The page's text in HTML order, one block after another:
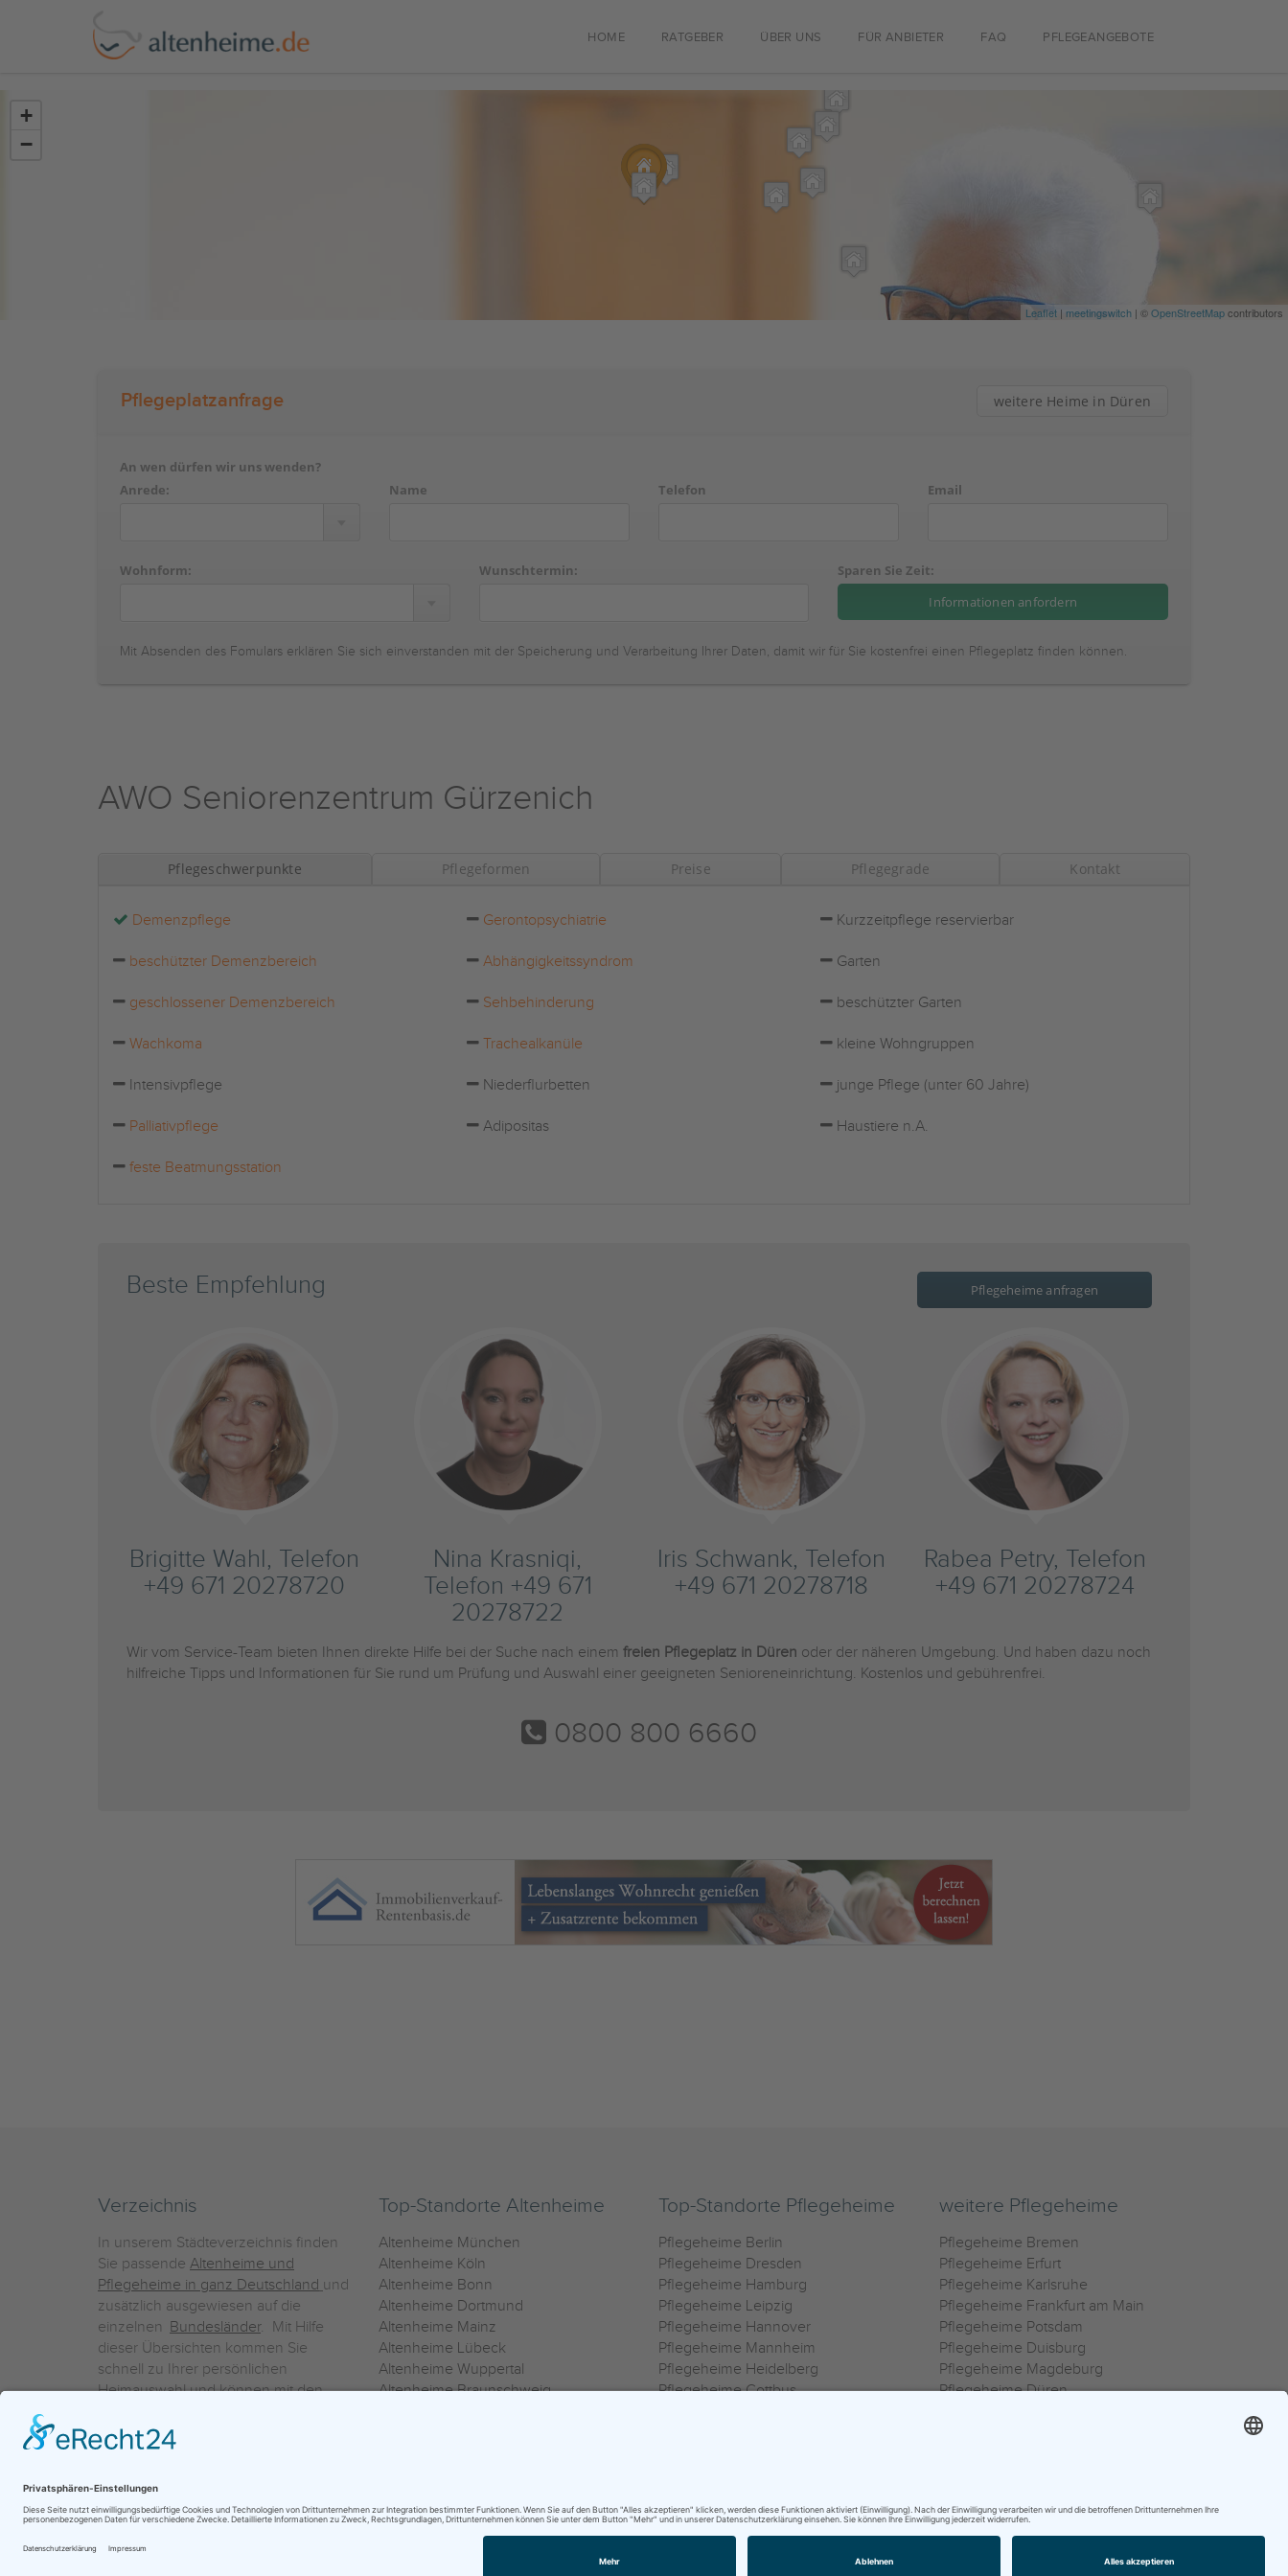
HOME RATGEBER ÜBER UNS FÜR ANBIETER FAQ PFLEGEANGEBOTE
+
−
Leaflet | meetingswitch | ©OpenStreetMapcontributors
Pflegeplatzanfrage weitere Heime in Düren
An wen dürfen wir uns wenden?
Anrede:
Name Telefon Email
Wohnform: Wunschtermin: Sparen Sie Zeit:
Mit Absenden des Fomulars erklären Sie sich einverstanden mit der Speicherung und Verarbeitung Ihrer Daten, damit wir für Sie kostenfrei einen Pflegeplatz finden können.
AWO Seniorenzentrum Gürzenich
Pflegeschwerpunkte Pflegeformen Preise Pflegegrade Kontakt
Demenzpflege Gerontopsychiatrie Kurzzeitpflege reservierbar
beschützter Demenzbereich Abhängigkeitssyndrom Garten
geschlossener Demenzbereich Sehbehinderung beschützter Garten
Wachkoma Trachealkanüle kleine Wohngruppen
Intensivpflege Niederflurbetten junge Pflege (unter 60 Jahre)
Palliativpflege Adipositas Haustiere n.A.
feste Beatmungsstation
Beste Empfehlung Pflegeheime anfragen
Brigitte Wahl, Telefon
+49 671 20278720
Nina Krasniqi,
Telefon +49 671
20278722
Iris Schwank, Telefon
+49 671 20278718
Rabea Petry, Telefon
+49 671 20278724
Wir vom Service-Team bieten Ihnen direkte Hilfe bei der Suche nach einem freien Pflegeplatz in Düren oder der näheren Umgebung. Und haben dazu noch
hilfreiche Tipps und Informationen für Sie rund um Prüfung und Auswahl einer geeigneten Senioreneinrichtung. Kostenlos und gebührenfrei.
0800 800 6660
Verzeichnis
In unserem Städteverzeichnis finden
Sie passende Altenheime und
Pflegeheime in ganz Deutschland und
zusätzlich ausgewiesen auf die
einzelnen Bundesländer. Mit Hilfe
dieser Übersichten kommen Sie
schnell zu Ihrer persönlichen
Heimauswahl und können mit den
einzelnen Häuser Leistungsvergleiche
vornehmen.
Top-Standorte Altenheime
Altenheime München
Altenheime Köln
Altenheime Bonn
Altenheime Dortmund
Altenheime Mainz
Altenheime Lübeck
Altenheime Wuppertal
Altenheime Braunschweig
Top-Standorte Pflegeheime
Pflegeheime Berlin
Pflegeheime Dresden
Pflegeheime Hamburg
Pflegeheime Leipzig
Pflegeheime Hannover
Pflegeheime Mannheim
Pflegeheime Heidelberg
Pflegeheime Cottbus
weitere Pflegeheime
Pflegeheime Bremen
Pflegeheime Erfurt
Pflegeheime Karlsruhe
Pflegeheime Frankfurt am Main
Pflegeheime Potsdam
Pflegeheime Duisburg
Pflegeheime Magdeburg
Pflegeheime Düren
0800 800 666 0